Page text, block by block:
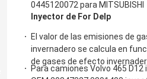
0445120072 para MITSUBISHI
Inyector de For Delp
El valor de las emisiones de
invernadero se calcula en
de gases de efecto
Para camiones Volvo 465